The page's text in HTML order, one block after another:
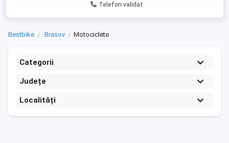
Telefon validat
Bestbike Brasov Motociclete
Categorii
Județe
Localități